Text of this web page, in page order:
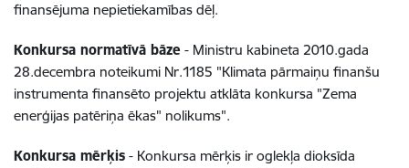
finansējuma nepietiekamības dēļ.
Konkursa normatīvā bāze - Ministru kabineta 2010.gada
28.decembra noteikumi Nr.1185 "Klimata pārmaiņu finanšu
instrumenta finansēto projektu atklāta konkursa "Zema
enerģijas patēriņa ēkas" nolikums".
Konkursa mērķis - Konkursa mērķis ir oglekļa dioksīda